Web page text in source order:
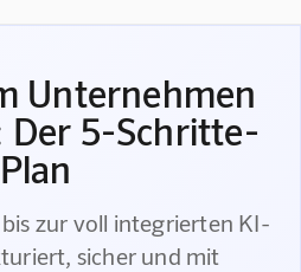
Unternehmen
5-Schritte-
Plan
zur voll integrierten KI-
sicher und mit